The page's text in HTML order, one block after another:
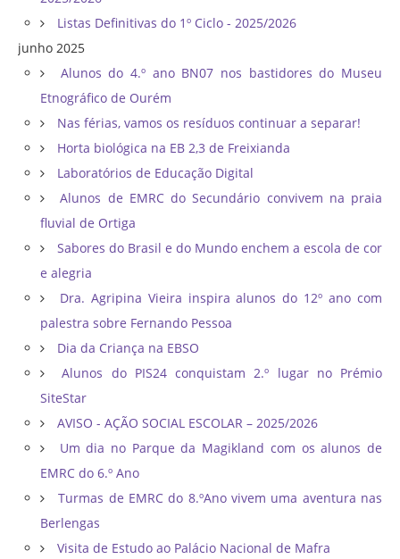
Listas Definitivas do 1º Ciclo - 2025/2026
junho 2025
Alunos do 4.º ano BN07 nos bastidores do Museu
Etnográfico de Ourém
Nas férias, vamos os resíduos continuar a separar!
Horta biológica na EB 2,3 de Freixianda
Laboratórios de Educação Digital
Alunos de EMRC do Secundário convivem na praia
fluvial de Ortiga
Sabores do Brasil e do Mundo enchem a escola de cor
e alegria
Dra. Agripina Vieira inspira alunos do 12º ano com
palestra sobre Fernando Pessoa
Dia da Criança na EBSO
Alunos do PIS24 conquistam 2.º lugar no Prémio
SiteStar
AVISO - AÇÃO SOCIAL ESCOLAR – 2025/2026
Um dia no Parque da Magikland com os alunos de
EMRC do 6.º Ano
Turmas de EMRC do 8.ºAno vivem uma aventura nas
Berlengas
Visita de Estudo ao Palácio Nacional de Mafra